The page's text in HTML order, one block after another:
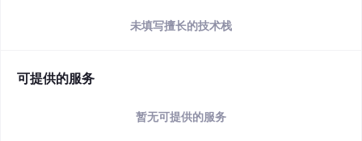
未填写擅长的技术栈
可提供的服务
暂无可提供的服务